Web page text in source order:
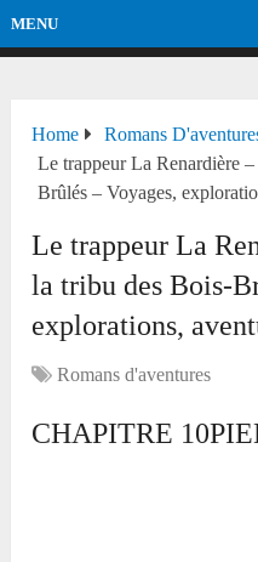
MENU
Home
Romans
Le trappeur La Renardière
Brûlés – Voyages,
Le trappeur La
la tribu des Bois-
explorations,
Romans d'aventures
CHAPITRE